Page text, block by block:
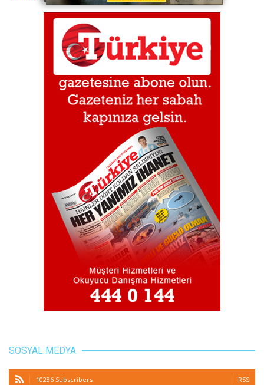
SOSYAL MEDYA
10286 Subscribers RSS